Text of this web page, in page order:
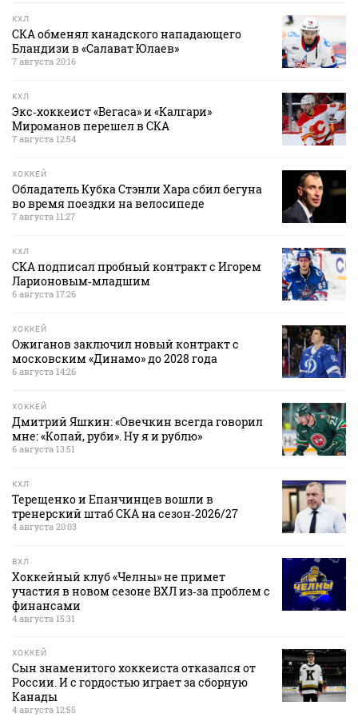
КХЛ
СКА обменял канадского нападающего
Бландизи в «Салават Юлаев»
7 августа 20:16
КХЛ
Экс‑хоккеист «Вегаса» и «Калгари»
Мироманов перешел в СКА
7 августа 12:54
ХОККЕЙ
Обладатель Кубка Стэнли Хара сбил бегуна
во время поездки на велосипеде
7 августа 11:27
КХЛ
СКА подписал пробный контракт с Игорем
Ларионовым‑младшим
6 августа 17:26
ХОККЕЙ
Ожиганов заключил новый контракт с
московским «Динамо» до 2028 года
6 августа 14:26
ХОККЕЙ
Дмитрий Яшкин: «Овечкин всегда говорил
мне: «Копай, руби». Ну я и рублю»
6 августа 13:51
КХЛ
Терещенко и Епанчинцев вошли в
тренерский штаб СКА на сезон‑2026/27
4 августа 20:03
ВХЛ
Хоккейный клуб «Челны» не примет
участия в новом сезоне ВХЛ из‑за проблем с
финансами
4 августа 15:31
ХОККЕЙ
Сын знаменитого хоккеиста отказался от
России. И с гордостью играет за сборную
Канады
4 августа 12:55